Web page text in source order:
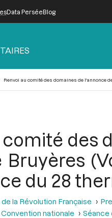
Data PerséeBlog
Renvoi au comité des domaines de l'annonce
comité des
du 28
la Révolution Française
nationale
Séance